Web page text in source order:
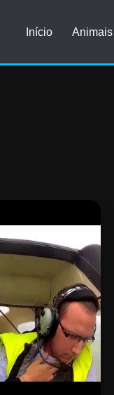
Início Animais